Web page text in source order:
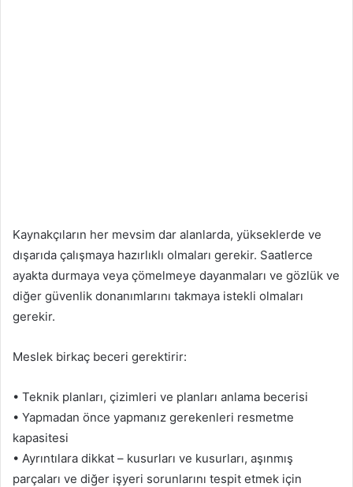
Kaynakçıların her mevsim dar alanlarda, yükseklerde ve
dışarıda çalışmaya hazırlıklı olmaları gerekir. Saatlerce
ayakta durmaya veya çömelmeye dayanmaları ve gözlük ve
diğer güvenlik donanımlarını takmaya istekli olmaları
gerekir.
Meslek birkaç beceri gerektirir:
• Teknik planları, çizimleri ve planları anlama becerisi
• Yapmadan önce yapmanız gerekenleri resmetme
kapasitesi
• Ayrıntılara dikkat – kusurları ve kusurları, aşınmış
parçaları ve diğer işyeri sorunlarını tespit etmek için